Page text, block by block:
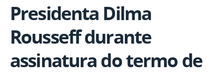
Presidenta Dilma
Rousseff durante
assinatura do termo de